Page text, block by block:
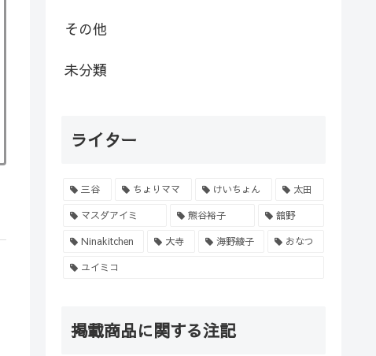
その他
未分類
ライター
三谷 ちょりママ けいちょん 太田
マスダアイミ 熊谷裕子 舘野
Ninakitchen 大寺 海野綾子 おなつ
ユイミコ
掲載商品に関する注記